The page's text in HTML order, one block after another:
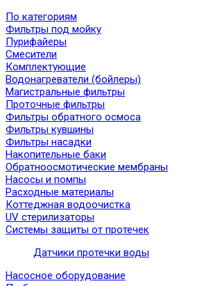
По категориям
Фильтры под мойку
Пурифайеры
Смесители
Комплектующие
Водонагреватели (бойлеры)
Магистральные фильтры
Проточные фильтры
Фильтры обратного осмоса
Фильтры кувшины
Фильтры насадки
Накопительные баки
Обратноосмотические мембраны
Насосы и помпы
Расходные материалы
Коттеджная водоочистка
UV стерилизаторы
Системы защиты от протечек
Датчики протечки воды
Насосное оборудование